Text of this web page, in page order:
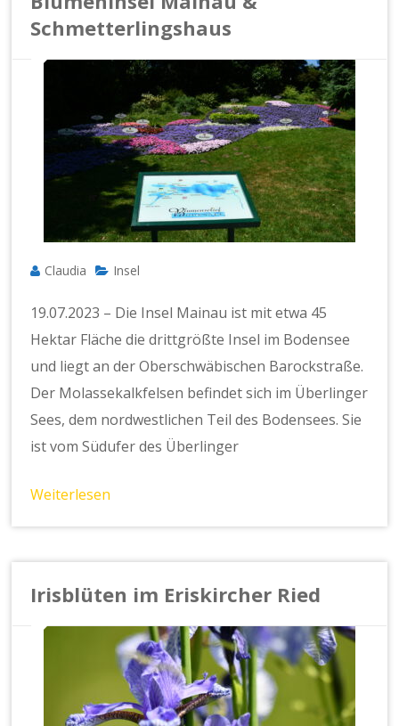
Schmetterlingshaus
Claudia Insel
19.07.2023 – Die Insel Mainau ist mit etwa 45
Hektar Fläche die drittgrößte Insel im Bodensee
und liegt an der Oberschwäbischen Barockstraße.
Der Molassekalkfelsen befindet sich im Überlinger
Sees, dem nordwestlichen Teil des Bodensees. Sie
ist vom Südufer des Überlinger
Weiterlesen
Irisblüten im Eriskircher Ried